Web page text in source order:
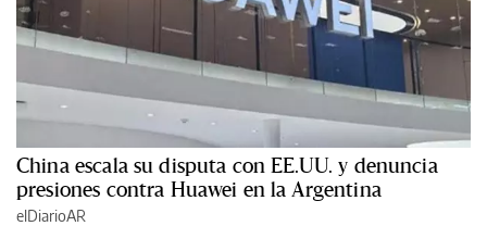
China escala su disputa con EE.UU. y denuncia
presiones contra Huawei en la Argentina
elDiarioAR